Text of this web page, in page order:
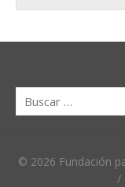
© 2026 Fundación
/